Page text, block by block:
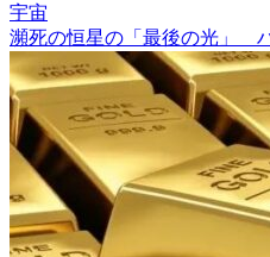
宇宙
瀕死の恒星の「最後の光」